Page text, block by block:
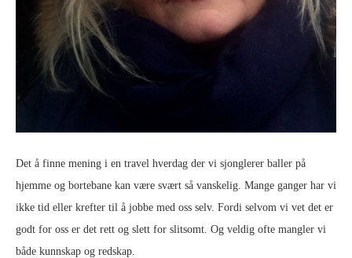
Det å finne mening i en travel hverdag der vi sjonglerer baller på
hjemme og bortebane kan være svært så vanskelig. Mange ganger har vi
ikke tid eller krefter til å jobbe med oss selv. Fordi selvom vi vet det er
godt for oss er det rett og slett for slitsomt. Og veldig ofte mangler vi
både kunnskap og redskap.